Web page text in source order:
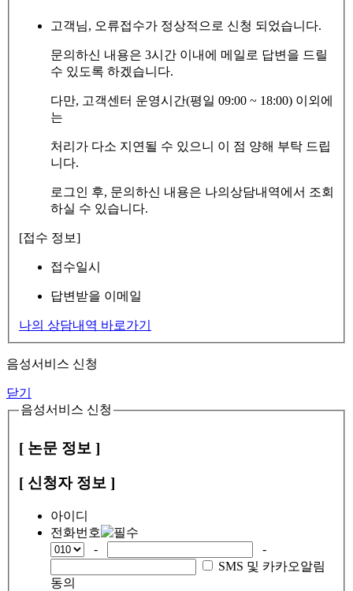
고객님, 오류접수가 정상적으로 신청 되었습니다.
문의하신 내용은 3시간 이내에 메일로 답변을 드릴
수 있도록 하겠습니다.
다만, 고객센터 운영시간(평일 09:00 ~ 18:00) 이외에
는
처리가 다소 지연될 수 있으니 이 점 양해 부탁 드립
니다.
로그인 후, 문의하신 내용은 나의상담내역에서 조회
하실 수 있습니다.
[접수 정보]
접수일시
답변받을 이메일
나의 상담내역 바로가기
음성서비스 신청
닫기
음성서비스 신청
[ 논문 정보 ]
[ 신청자 정보 ]
아이디
전화번호
-
-
SMS 및 카카오알림
동의